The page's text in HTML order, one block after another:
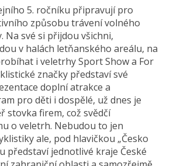
5. ročníku připravují pro
způsobu trávení volného
Na své si přijdou všichni,
v halách letňanského areálu, na
i veletrhy Sport Show a For
značky představí své
doplní atrakce a
pro děti i dospělé, už dnes je
stovka firem, což svědčí
o veletrh. Nebudou to jen
ale, pod hlavičkou „Česko
představí jednotlivé kraje České